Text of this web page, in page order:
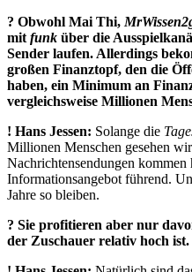
? Obwohl Mai Thi,
mit funk über die
Sender laufen. Allerdings
großen Finanztopf, den die
haben, ein Minimum an
vergleichsweise Millionen
! Hans Jessen: Solange die
Millionen Menschen gesehen
Nachrichtensendungen
Informationsangebot führend.
Jahre so bleiben.
? Sie profitieren aber nur
der Zuschauer ­relativ hoch ist.